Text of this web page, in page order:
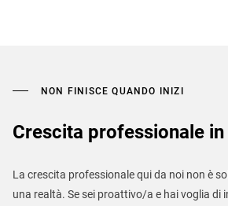
NON FINISCE QUANDO INIZI
Crescita professionale
La crescita professionale qui da noi non è
una realtà. Se sei proattivo/a e hai voglia di